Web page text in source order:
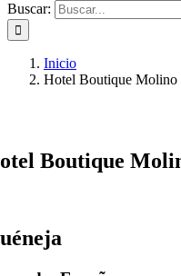
Buscar:
Inicio
Hotel Boutique Molino
Boutique